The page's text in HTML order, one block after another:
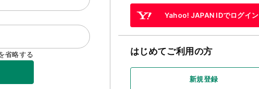
省略する
Yahoo! JAPAN IDでログイン
はじめてご利用の方
新規登録